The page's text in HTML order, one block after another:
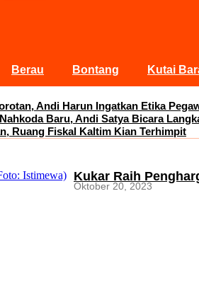
Berau Bontang Kutai
Andi Harun Ingatkan Etika
Baru, Andi Satya Bicara
Ruang Fiskal Kaltim Kian Terhimpit
Kukar Raih
Oktober 20, 2023